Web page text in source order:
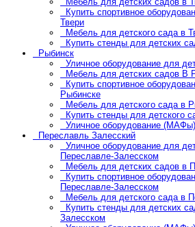
Купить спортивное
Твери
Мебель для детского сада в
Купить стенды для детских
Рыбинск
Уличное оборудование для
Мебель для детских садов В
Купить спортивное
Рыбинске
Мебель для детского сада в
Купить стенды для детского
Уличное оборудование
Переславль Залесский
Уличное оборудование для
Переславле-Залесском
Мебель для детских садов в
Купить спортивное
Переславле-Залесском
Мебель для детского сада в
Купить стенды для детских
Залесском